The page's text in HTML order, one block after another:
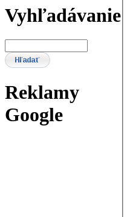
Vyhľadávanie
Reklamy
Google